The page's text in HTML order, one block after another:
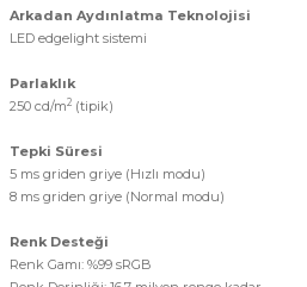
Arkadan Aydınlatma Teknolojisi
LED edgelight sistemi
Parlaklık
250 cd/m2 (tipik)
Tepki Süresi
5 ms griden griye (Hızlı modu)
8 ms griden griye (Normal modu)
Renk Desteği
Renk Gamı: %99 sRGB